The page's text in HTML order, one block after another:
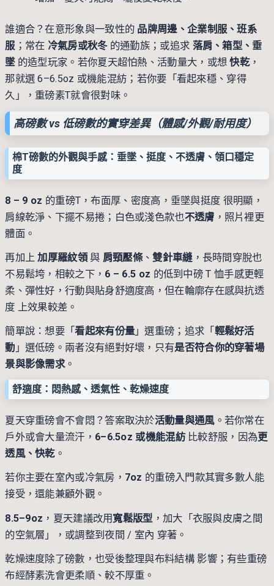
誰適合？在意形象與一致性的 品牌周邊、企業制服、班系
服 ；常在 冷氣房或秋冬的通勤族；或追求 落肩、箱型、垂
墜的造型玩家。若你夏天超怕熱、活動量大，或想快乾，
那就選 6–6.5oz 或機能混紡；若你要「看起來穩、穿得
久」，重磅素T就會很對味。
高磅數 vs 低磅數的實穿差異（體感/外觀/耐用度）
棉T磅數的外觀與手感：垂墜、挺度、不透膚、領口穩定
度
8 – 9 oz 的重磅T，布面厚、密度高，垂墜與挺度 很明顯，
肩線乾淨、下擺不易捲；白色或淺色款也不透膚 ，照片裡更
體面。
再加上加厚羅紋領與 肩頸壓條、雙針車縫，長時間穿脫也
不易鬆垮，相較之下， 6 – 6.5 oz 的低到中磅 T 恤手感更輕
柔、彈性好，行動與貼身舒適度高，但在輪廓存在感與抗透
度 上效果較差。
簡單說：想要「看起來有份量」選重磅；追求「 輕鬆好活
動 」選低磅。兩者沒有絕對好壞，只有是否符合你的穿著場
景與影像需求。
舒適度：悶熱感、透氣性、乾燥速度
夏天穿重磅會不會悶？答案取決於活動量與通風。若你常在
戶外或會大量流汗， 6–6.5oz 或機能混紡比較舒服，因為更
透風、快乾。
若你主要在室內或冷氣房， 7oz 的重磅入門款其實多數人能
接受，還能兼顧外觀。
8.5–9oz ，夏天建議改用寬鬆版型 ，加大「衣服與皮膚之間
的空氣層」，或調整到夜間 / 室內 穿著。
乾燥速度除了磅數，也受後整理與布料結構 影響；有些重磅
布經酵素洗會更柔順、較不厚重。